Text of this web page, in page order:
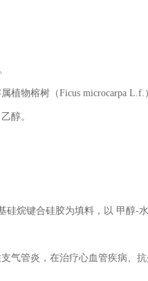
植物榕树（Ficus microcarpa L.f.
醇。
硅烷键合硅胶为填料，以 甲醇-水
气管炎，在治疗心血管疾病、